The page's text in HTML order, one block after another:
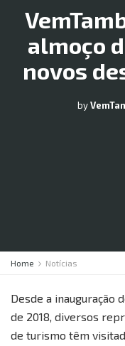
almoço
novos
by
Home Notícias
Desde a inauguração
de 2018, diversos
de turismo têm